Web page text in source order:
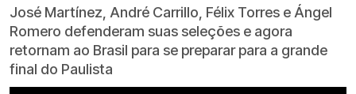
José Martínez, André Carrillo, Félix Torres e Ángel
Romero defenderam suas seleções e agora
retornam ao Brasil para se preparar para a grande
final do Paulista